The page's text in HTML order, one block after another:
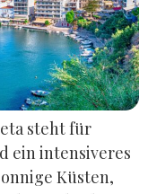
steht für
ein intensiveres
Küsten,